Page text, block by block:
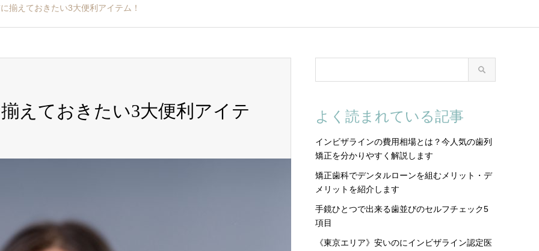
揃えておきたい3大便利アイテム！
えておきたい3大便利アイテ よく読まれている記事
インビザラインの費用相場とは？今人気の歯列
矯正を分かりやすく解説します
矯正歯科でデンタルローンを組むメリット・デ
メリットを紹介します
手鏡ひとつで出来る歯並びのセルフチェック5
項目
《東京エリア》安いのにインビザライン認定医